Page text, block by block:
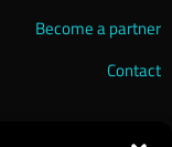
Become a partner
Contact